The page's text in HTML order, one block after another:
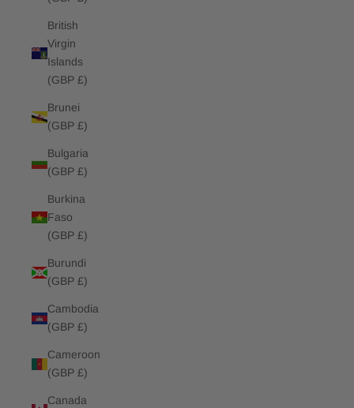
British
Virgin
Islands
(GBP £)
Brunei
(GBP £)
Bulgaria
(GBP £)
Burkina
Faso
(GBP £)
Burundi
(GBP £)
Cambodia
(GBP £)
Cameroon
(GBP £)
Canada